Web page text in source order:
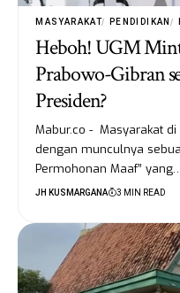
MASYARAKAT PENDIDIKAN
Heboh! UGM
Prabowo-Gibran
Presiden?
Mabur.co - Masyarakat
dengan munculnya
Permohonan Maaf”
JH KUSMARGANA 3 MIN READ